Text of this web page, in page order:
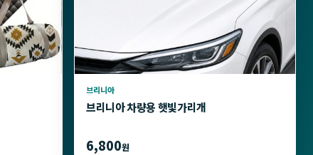
브리니아
브리니아 차량용 햇빛가리개
6,800원